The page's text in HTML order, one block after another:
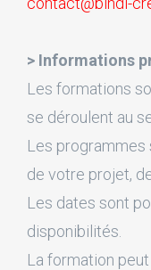
> Informations
Les formations
se déroulent au
Les
de votre projet,
Les dates sont
disponibilités.
La formation